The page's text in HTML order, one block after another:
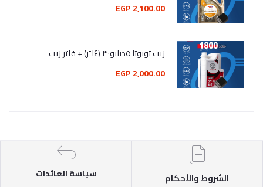
2,100.00 EGP
زيت تويوتا ٥دبليو٣٠ (٤لتر) + فلتر زيت
2,000.00 EGP
الشروط والأحكام سياسة العائدات